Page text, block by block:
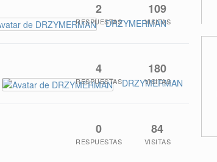
DRZYMERMAN
2
RESPUESTAS
109
VISITAS
DRZYMERMAN
4
RESPUESTAS
180
VISITAS
0
RESPUESTAS
84
VISITAS